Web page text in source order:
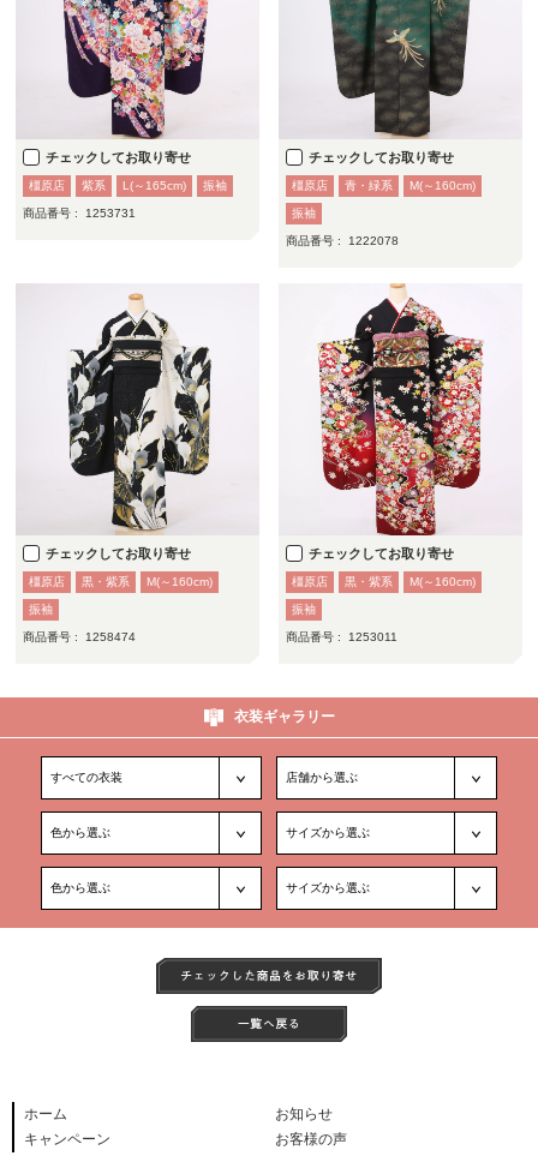
チェックしてお取り寄せ
橿原店 紫系 L(～165cm) 振袖
商品番号 : 1253731
チェックしてお取り寄せ
橿原店 青・緑系 M(～160cm)
振袖
商品番号 : 1222078
チェックしてお取り寄せ
橿原店 黒・紫系 M(～160cm)
振袖
商品番号 : 1258474
チェックしてお取り寄せ
橿原店 黒・紫系 M(～160cm)
振袖
商品番号 : 1253011
衣装ギャラリー
ホーム
お知らせ
キャンペーン
お客様の声